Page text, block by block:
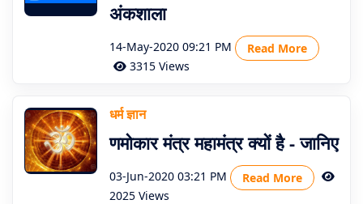
अंकशाला
14-May-2020 09:21 PM
Read More
3315 Views
धर्म ज्ञान
णमोकार मंत्र महामंत्र क्यों है - जानिए
03-Jun-2020 03:21 PM
Read More
2025 Views